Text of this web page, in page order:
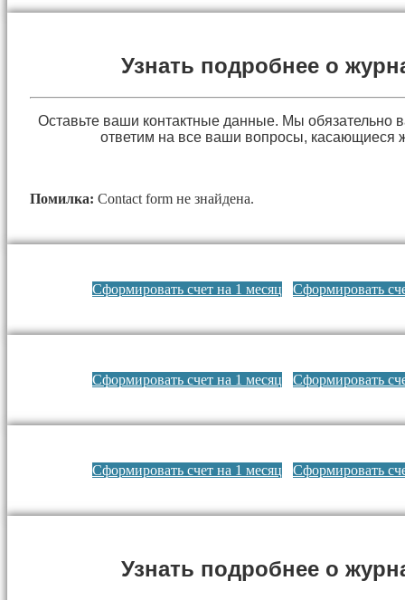
Узнать подробнее о
Оставьте ваши контактные данные. Мы обязательно
ответим на все ваши вопросы, касающиеся
Помилка: Contact form не знайдена.
Сформировать счет на 1 месяц Сформировать
Сформировать счет на 1 месяц Сформировать
Сформировать счет на 1 месяц Сформировать
Узнать подробнее о